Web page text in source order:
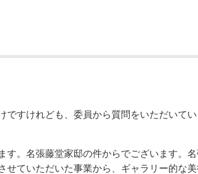
すけれども、委員から質問をいただいて
。名張藤堂家邸の件からでございます。
ていただいた事業から、ギャラリー的な